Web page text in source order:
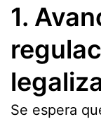
1.
Se espera